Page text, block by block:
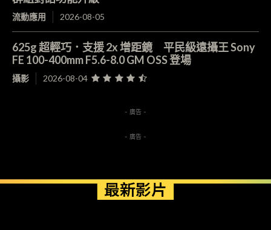
流動應用 2026-08-05
625g 超輕巧．支援 2x 增距鏡 平民級遠攝王 Sony
FE 100-400mm F5.6-8.0 GM OSS 登場
攝影 2026-08-04
- 廣告 -
- 廣告 -
最新影片